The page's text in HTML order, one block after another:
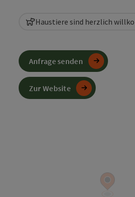
Haustiere sind herzlich
Anfrage senden
Zur Website